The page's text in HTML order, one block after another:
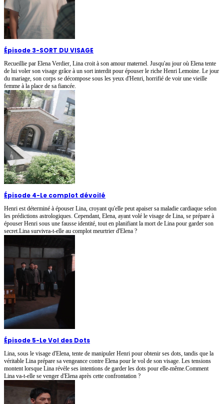
Épisode 3-SORT DU VISAGE
Recueillie par Elena Verdier, Lina croit à son amour maternel. Jusqu'au jour où Elena tente
de lui voler son visage grâce à un sort interdit pour épouser le riche Henri Lemoine. Le jour
du mariage, son corps se décompose sous les yeux d'Henri, horrifié de voir une vieille
femme à la place de sa fiancée.
Épisode 4-Le complot dévoilé
Henri est déterminé à épouser Lina, croyant qu'elle peut apaiser sa maladie cardiaque selon
les prédictions astrologiques. Cependant, Elena, ayant volé le visage de Lina, se prépare à
épouser Henri sous une fausse identité, tout en planifiant la mort de Lina pour garder son
secret.Lina survivra-t-elle au complot meurtrier d'Elena ?
Épisode 5-Le Vol des Dots
Lina, sous le visage d'Elena, tente de manipuler Henri pour obtenir ses dots, tandis que la
véritable Lina prépare sa vengeance contre Elena pour le vol de son visage. Les tensions
montent lorsque Lina révèle ses intentions de garder les dots pour elle-même.Comment
Lina va-t-elle se venger d'Elena après cette confrontation ?